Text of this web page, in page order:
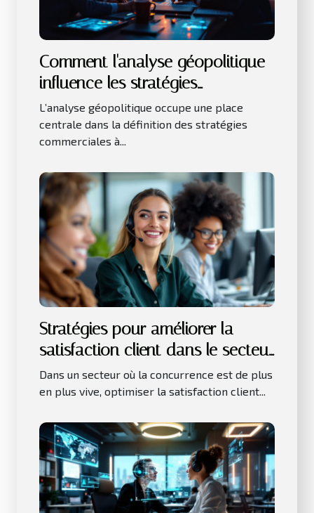
Comment l'analyse géopolitique
influence les stratégies
commerciales ?
L’analyse géopolitique occupe une place
centrale dans la définition des stratégies
commerciales à...
Stratégies pour améliorer la
satisfaction client dans le secteur
des services
Dans un secteur où la concurrence est de plus
en plus vive, optimiser la satisfaction client...